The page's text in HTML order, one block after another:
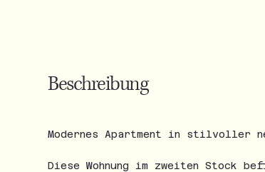
Beschreibung
Modernes Apartment in stilvoller
Diese Wohnung im zweiten Stock